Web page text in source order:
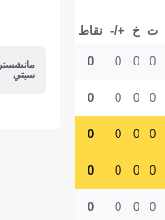
ت خ +/- نقاط
0
0
0
0
0
0
0
0
0
0
0
0
0
0
0
0
0
0
0
0
مانشستر
سيتي